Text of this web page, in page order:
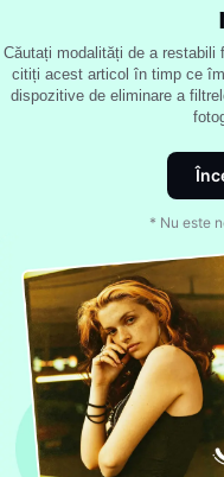
Căutați modalități de a restabili
citiți acest articol în timp ce
dispozitive de eliminare a
* Nu este